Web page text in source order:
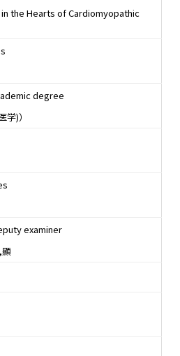
in the Hearts of Cardiomyopathic
degree
)）
examiner